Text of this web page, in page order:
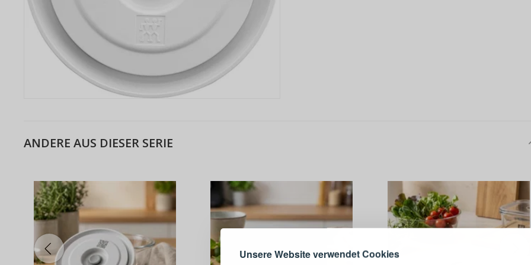
Unsere Website verwendet Cookies
ANDERE AUS DIESER SERIE
Warum es sich lohnt, ein Konto zu
erstellen
ANMELDEN